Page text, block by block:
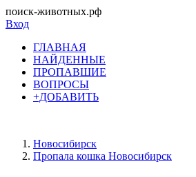
поиск-животных.рф
Вход
ГЛАВНАЯ
НАЙДЕННЫЕ
ПРОПАВШИЕ
ВОПРОСЫ
+ДОБАВИТЬ
Новосибирск
Пропала кошка Новосибирск